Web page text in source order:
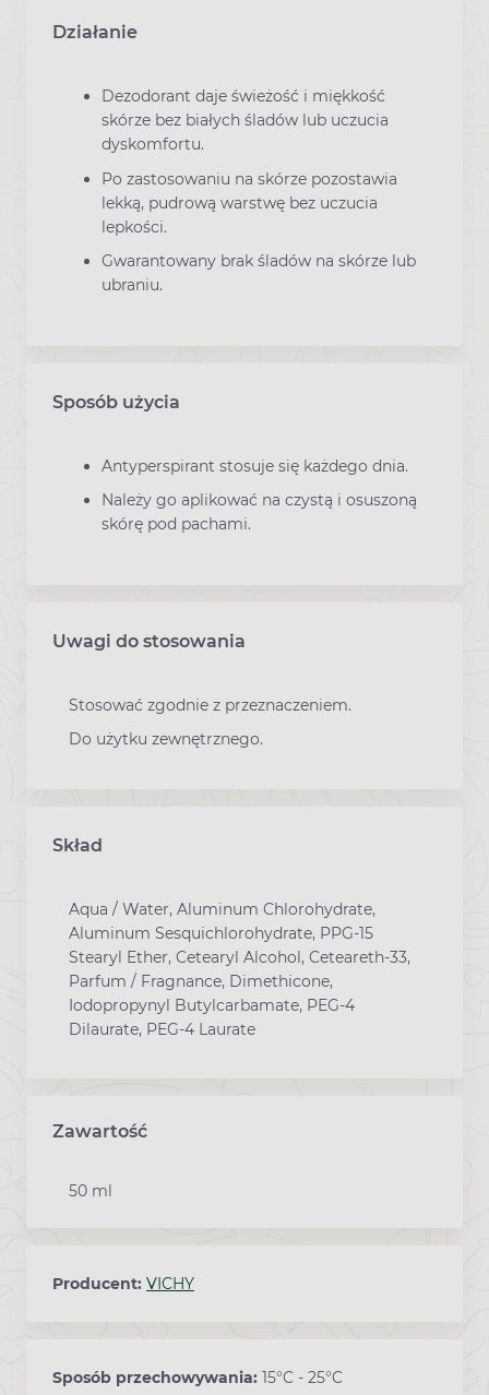
Działanie
Dezodorant daje świeżość i miękkość
skórze bez białych śladów lub uczucia
dyskomfortu.
Po zastosowaniu na skórze pozostawia
lekką, pudrową warstwę bez uczucia
lepkości.
Gwarantowany brak śladów na skórze lub
ubraniu.
Sposób użycia
Antyperspirant stosuje się każdego dnia.
Należy go aplikować na czystą i osuszoną
skórę pod pachami.
Uwagi do stosowania
Stosować zgodnie z przeznaczeniem.
Do użytku zewnętrznego.
Skład
Aqua / Water, Aluminum Chlorohydrate,
Aluminum Sesquichlorohydrate, PPG-15
Stearyl Ether, Cetearyl Alcohol, Ceteareth-33,
Parfum / Fragnance, Dimethicone,
Iodopropynyl Butylcarbamate, PEG-4
Dilaurate, PEG-4 Laurate
Zawartość
50 ml
Producent: VICHY
Sposób przechowywania: 15°C - 25°C